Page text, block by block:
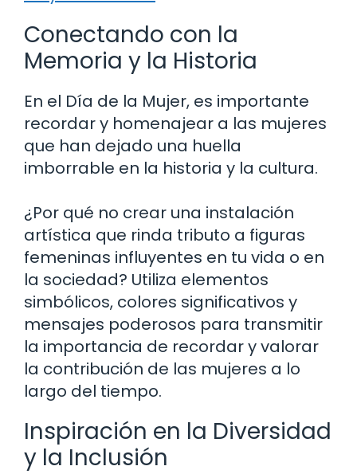
Conectando con la
Memoria y la Historia
En el Día de la Mujer, es importante
recordar y homenajear a las mujeres
que han dejado una huella
imborrable en la historia y la cultura.
¿Por qué no crear una instalación
artística que rinda tributo a figuras
femeninas influyentes en tu vida o en
la sociedad? Utiliza elementos
simbólicos, colores significativos y
mensajes poderosos para transmitir
la importancia de recordar y valorar
la contribución de las mujeres a lo
largo del tiempo.
Inspiración en la Diversidad
y la Inclusión